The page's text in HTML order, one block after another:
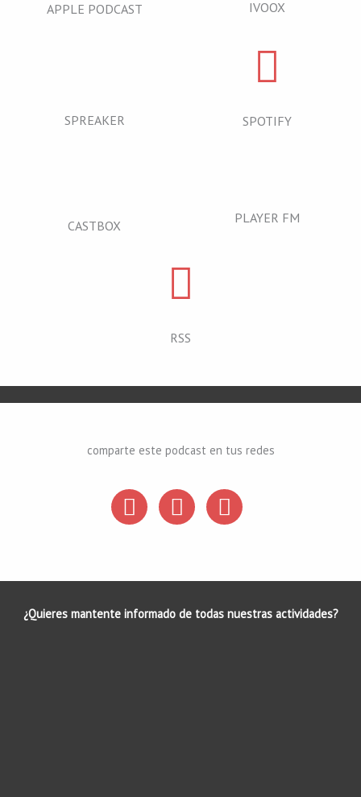
APPLE PODCAST IVOOX
SPREAKER SPOTIFY
CASTBOX PLAYER FM
RSS
comparte este podcast en tus redes
¿Quieres mantente informado de todas nuestras actividades?